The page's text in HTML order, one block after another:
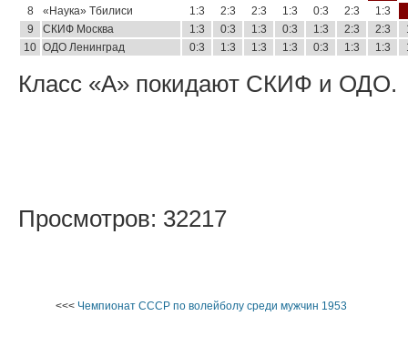
8
«Наука» Тбилиси 1:3 2:3 2:3 1:3 0:3 2:3
1:3
9
СКИФ Москва 1:3 0:3 1:3 0:3 1:3 2:3 2:3
10 ОДО Ленинград 0:3 1:3 1:3 1:3 0:3 1:3 1:3
Класс «А» покидают СКИФ и ОДО.
Просмотров: 32217
<<< Чемпионат СССР по волейболу среди мужчин 1953